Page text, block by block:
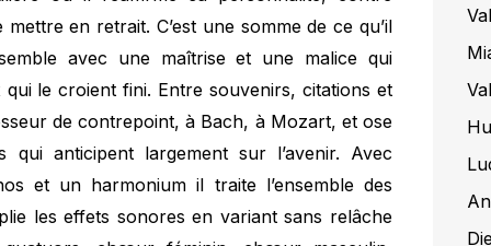
en retrait. C’est une somme de ce qu’il
avec une maîtrise et une malice qui
le croient fini. Entre souvenirs, citations et
de contrepoint, à Bach, à Mozart, et ose
anticipent largement sur l’avenir. Avec
et un harmonium il traite l’ensemble des
les effets sonores en variant sans relâche